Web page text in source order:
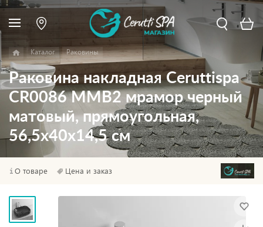
Каталог Раковины
Раковина накладная Ceruttispa
CR0086 MMB2 мрамор черный
матовый, прямоугольная,
56,5х40х14,5 см
О товаре Цена и заказ